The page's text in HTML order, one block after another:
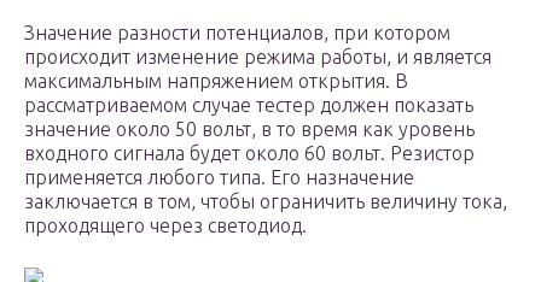
Значение разности потенциалов, при котором
происходит изменение режима работы, и является
максимальным напряжением открытия. В
рассматриваемом случае тестер должен показать
значение около 50 вольт, в то время как уровень
входного сигнала будет около 60 вольт. Резистор
применяется любого типа. Его назначение
заключается в том, чтобы ограничить величину тока,
проходящего через светодиод.